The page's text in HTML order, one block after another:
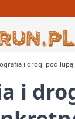
i drogi pod
i